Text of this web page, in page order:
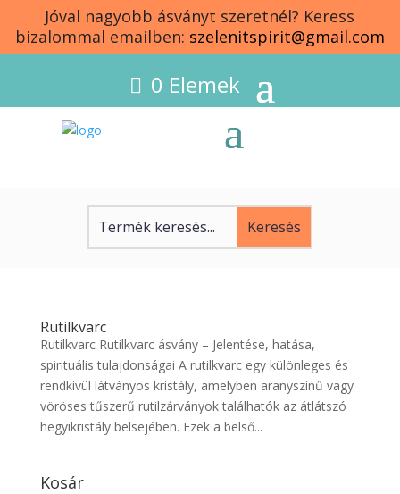
Jóval nagyobb ásványt szeretnél? Keress
bizalommal emailben: szelenitspirit@gmail.com
0 Elemek
Rutilkvarc
Rutilkvarc Rutilkvarc ásvány – Jelentése, hatása,
spirituális tulajdonságai A rutilkvarc egy különleges és
rendkívül látványos kristály, amelyben aranyszínű vagy
vöröses tűszerű rutilzárványok találhatók az átlátszó
hegyikristály belsejében. Ezek a belső...
Kosár